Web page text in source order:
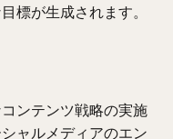
標が生成されます。
ンテンツ戦略の実施
ャルメディアのエン